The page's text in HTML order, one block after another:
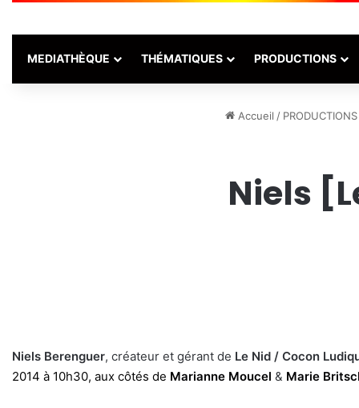
MEDIATHÈQUE THÉMATIQUES PRODUCTIONS
Accueil / PRODUCTIONS
Niels
Niels Berenguer, créateur et gérant de Le Nid / Cocon
2014 à 10h30, aux côtés de Marianne Moucel & Marie